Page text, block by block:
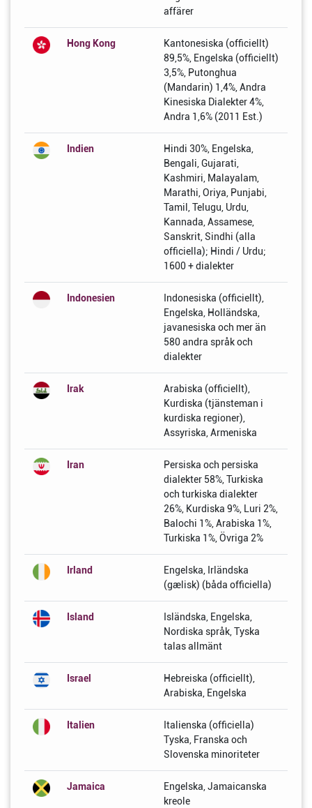
affärer
Hong Kong
Kantonesiska (officiellt)
89,5%, Engelska (officiellt)
3,5%, Putonghua
(Mandarin) 1,4%, Andra
Kinesiska Dialekter 4%,
Andra 1,6% (2011 Est.)
Indien
Hindi 30%, Engelska,
Bengali, Gujarati,
Kashmiri, Malayalam,
Marathi, Oriya, Punjabi,
Tamil, Telugu, Urdu,
Kannada, Assamese,
Sanskrit, Sindhi (alla
officiella); Hindi / Urdu;
1600 + dialekter
Indonesien
Indonesiska (officiellt),
Engelska, Holländska,
javanesiska och mer än
580 andra språk och
dialekter
Irak
Arabiska (officiellt),
Kurdiska (tjänsteman i
kurdiska regioner),
Assyriska, Armeniska
Iran
Persiska och persiska
dialekter 58%, Turkiska
och turkiska dialekter
26%, Kurdiska 9%, Luri 2%,
Balochi 1%, Arabiska 1%,
Turkiska 1%, Övriga 2%
Irland
Engelska, Irländska
(gælisk) (båda officiella)
Island
Isländska, Engelska,
Nordiska språk, Tyska
talas allmänt
Israel
Hebreiska (officiellt),
Arabiska, Engelska
Italien
Italienska (officiella)
Tyska, Franska och
Slovenska minoriteter
Jamaica
Engelska, Jamaicanska
kreole